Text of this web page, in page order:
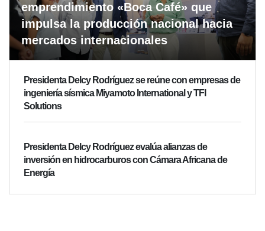
emprendimiento «Boca Café» que
impulsa la producción nacional hacia
mercados internacionales
Presidenta Delcy Rodríguez se reúne con empresas de
ingeniería sísmica Miyamoto International y TFI
Solutions
Presidenta Delcy Rodríguez evalúa alianzas de
inversión en hidrocarburos con Cámara Africana de
Energía